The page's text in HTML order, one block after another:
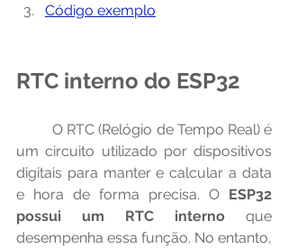
Código exemplo
RTC interno do ESP32
	O RTC (Relógio de Tempo Real) é
um circuito utilizado por dispositivos
digitais para manter e calcular a data
e hora de forma precisa. O ESP32
possui um RTC interno que
desempenha essa função. No entanto,